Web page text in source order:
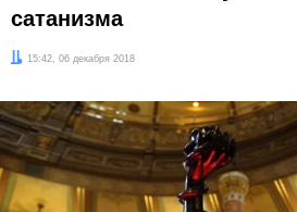
сатанизма
Дата:15:42, 06 декабря 2018